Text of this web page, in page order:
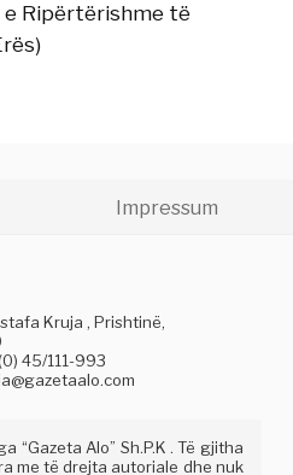
Ripërtërishme të
Impressum
Kruja , Prishtinë,
45/111-993
“Gazeta Alo” Sh.P.K . Të gjitha
me të drejta autoriale dhe nuk